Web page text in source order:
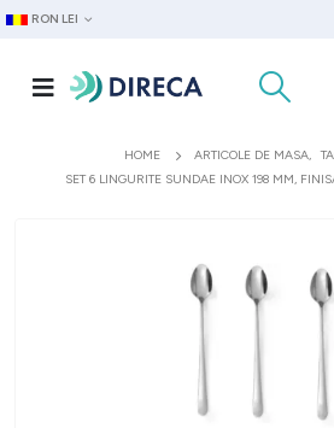
RON LEI
HOME ARTICOLE DE MASA,
SET 6 LINGURITE SUNDAE INOX 198 MM,